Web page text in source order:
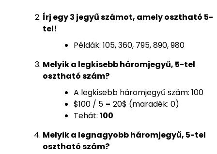
Írj egy 3 jegyű számot, amely osztható 5-
tel!
Példák: 105, 360, 795, 890, 980
Melyik a legkisebb háromjegyű, 5-tel
osztható szám?
A legkisebb háromjegyű szám: 100
$100 / 5 = 20$ (maradék: 0)
Tehát: 100
Melyik a legnagyobb háromjegyű, 5-tel
osztható szám?